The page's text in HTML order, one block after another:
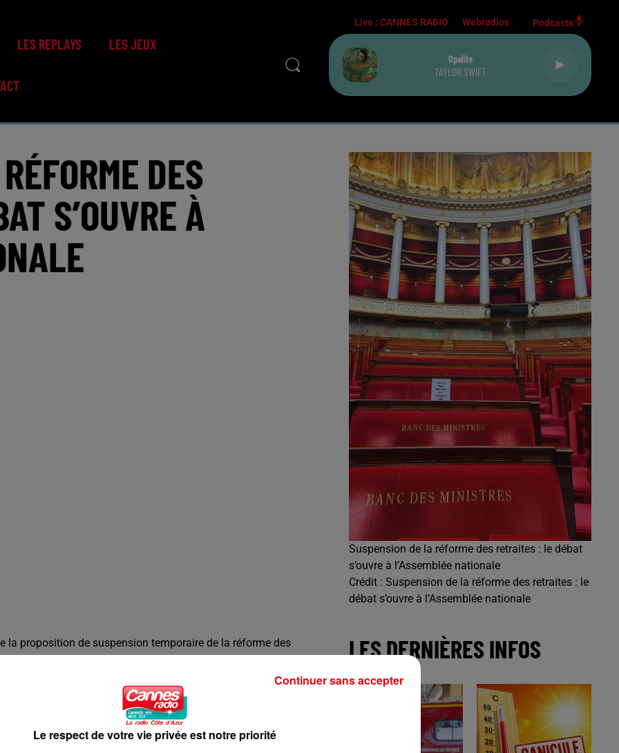
LES REPLAYS LES JEUX
Live :CANNES RADIO Webradios Podcasts
Opalite
TAYLOR SWIFT
DES
S’OUVRE À
Suspension de la réforme des retraites : le débat
s’ouvre à l’Assemblée nationale
Crédit : Suspension de la réforme des retraites : le
débat s’ouvre à l’Assemblée nationale
la proposition de suspension temporaire de la réforme des
de la Sécurité sociale, vise à réévaluer certains volets du texte
de cotisation. Le gouvernement, par la voix du ministre
en cause la réforme dans son ensemble, tandis que plusieurs
discussions devraient se poursuivre dans les prochains
LES DERNIÈRES INFOS
Le respect de votre vie privée est notre priorité
Continuer sans accepter